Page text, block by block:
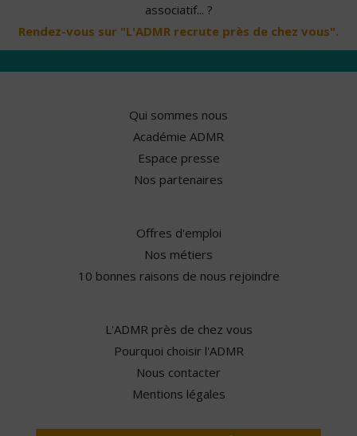
associatif... ?
Rendez-vous sur "L'ADMR recrute près de chez vous".
Qui sommes nous
Académie ADMR
Espace presse
Nos partenaires
Offres d'emploi
Nos métiers
10 bonnes raisons de nous rejoindre
L'ADMR près de chez vous
Pourquoi choisir l'ADMR
Nous contacter
Mentions légales